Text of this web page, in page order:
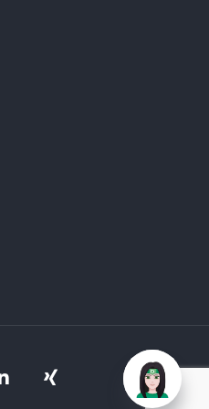
LinkedinXing